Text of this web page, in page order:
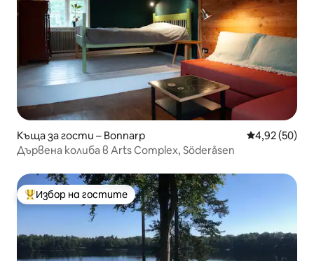
Къща за гости – Bonnarp Средна
4,92 (50)
Дървена колиба в Arts Complex, Söderåsen
Най-популярен избор на гостите
Избор на гостите